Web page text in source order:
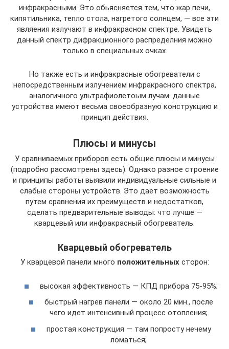
инфракрасными. Это обьясняется тем, что жар печи,
кипятильника, тепло стола, нагретого солнцем, — все эти
являения излучают в инфракрасном спектре. Увидеть
данный спектр дифракционного распределния можно
только в специальных очках.
Но также есть и инфракрасные обогреватели с
непосредственным излучением инфракрасного спектра,
аналогичного ультрафиолетоым лучам. данные
устройства имеют весьма своеобразную конструкцию и
принцип действия.
Плюсы и минусы
У сравниваемых приборов есть общие плюсы и минусы
(подробно рассмотрены здесь). Однако разное строение
и принципы работы выявили индивидуальные сильные и
слабые стороны устройств. Это дает возможность
путем сравнения их преимуществ и недостатков,
сделать предварительные выводы: что лучше —
кварцевый или инфракрасный обогреватель.
Кварцевый обогреватель
У кварцевой панели много положительныхсторон:
высокая эффективность — КПД прибора 75-95%;
быстрый нагрев панели — около 20 мин., после
чего идет интенсивный процесс отопления;
простая конструкция — там попросту нечему
ломаться;